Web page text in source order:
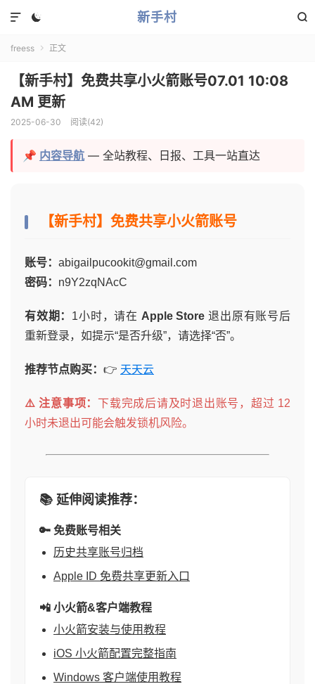
新手村 


freess  正文
【新手村】免费共享小火箭账号07.01 10:08
AM 更新
2025-06-30 阅读(42)
📌 内容导航 — 全站教程、日报、工具一站直达
【新手村】免费共享小火箭账号
账号： abigailpucookit@gmail.com
密码： n9Y2zqNAcC
有效期： 1小时，请在 Apple Store 退出原有账号后
重新登录，如提示“是否升级”，请选择“否”。
推荐节点购买： 👉 天天云
⚠️ 注意事项： 下载完成后请及时退出账号，超过 12
小时未退出可能会触发锁机风险。
📚 延伸阅读推荐：
🔑 免费账号相关
历史共享账号归档
Apple ID 免费共享更新入口
📲 小火箭&客户端教程
小火箭安装与使用教程
iOS 小火箭配置完整指南
Windows 客户端使用教程